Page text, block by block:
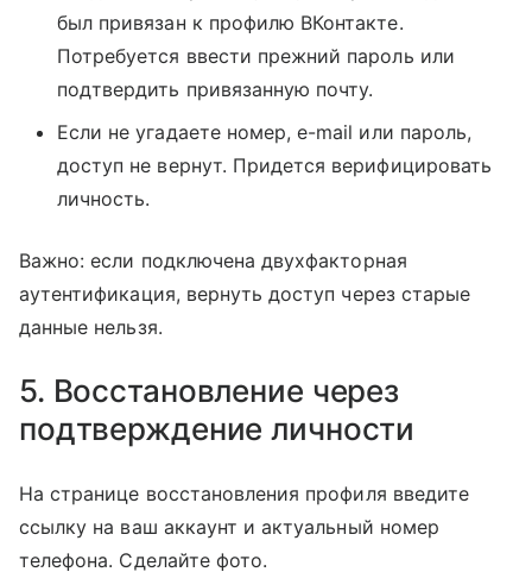
был привязан к профилю ВКонтакте.
Потребуется ввести прежний пароль или
подтвердить привязанную почту.
Если не угадаете номер, e-mail или пароль,
доступ не вернут. Придется верифицировать
личность.
Важно: если подключена двухфакторная
аутентификация, вернуть доступ через старые
данные нельзя.
5. Восстановление через
подтверждение личности
На странице восстановления профиля введите
ссылку на ваш аккаунт и актуальный номер
телефона. Сделайте фото.